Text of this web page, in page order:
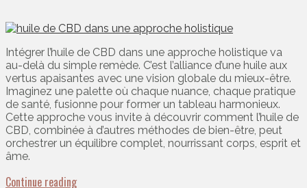
Intégrer l’huile de CBD dans une approche holistique va
au-delà du simple remède. C’est l’alliance d’une huile aux
vertus apaisantes avec une vision globale du mieux-être.
Imaginez une palette où chaque nuance, chaque pratique
de santé, fusionne pour former un tableau harmonieux.
Cette approche vous invite à découvrir comment l’huile de
CBD, combinée à d’autres méthodes de bien-être, peut
orchestrer un équilibre complet, nourrissant corps, esprit et
âme.
Continue reading